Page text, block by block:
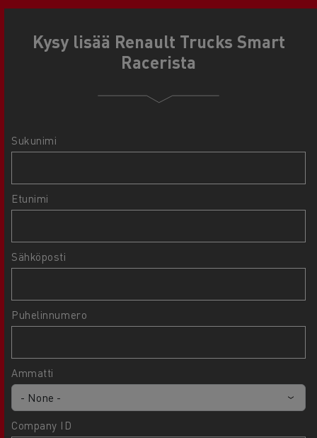
Kysy lisää Renault Trucks Smart
Racerista
Sukunimi
Etunimi
Sähköposti
Puhelinnumero
Ammatti
Company ID